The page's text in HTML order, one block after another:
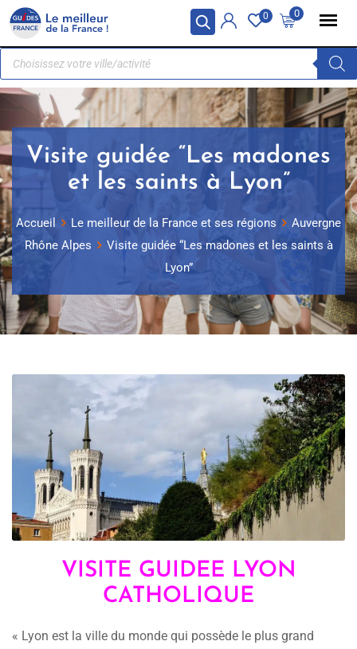
Panneau de gestion des cookies 0
0
Visite guidée “Les madones
et les saints à Lyon”
Accueil Le meilleur de la France et ses régions
Auvergne
Rhône Alpes
Visite guidée “Les madones et les saints à
Lyon”
VISITE GUIDEE LYON
CATHOLIQUE
« Lyon est la ville du monde qui possède le plus grand